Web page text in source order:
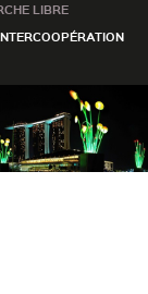
LIBRE